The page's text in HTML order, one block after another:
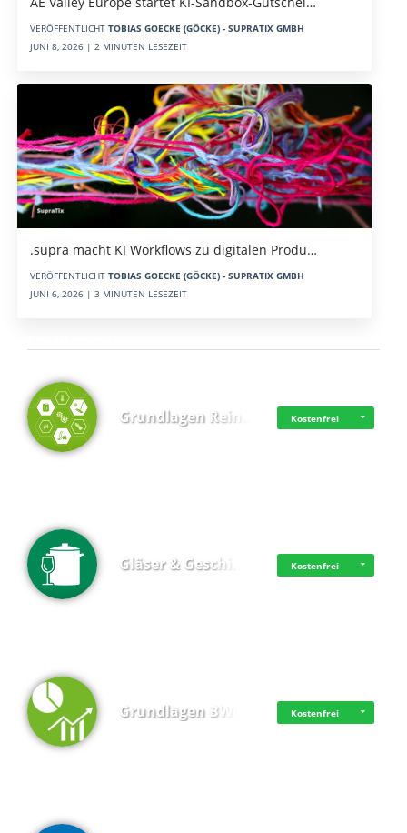
VERÖFFENTLICHT TOBIAS GOECKE (GÖCKE) - SUPRATIX GMBH
JUNI 8, 2026 | 2 MINUTEN LESEZEIT
.supra macht KI Workflows zu digitalen Produ…
VERÖFFENTLICHT TOBIAS GOECKE (GÖCKE) - SUPRATIX GMBH
JUNI 6, 2026 | 3 MINUTEN LESEZEIT
Grundlagen Rein… Kostenfrei
Gläser & Geschi… Kostenfrei
Grundlagen BWL Kostenfrei